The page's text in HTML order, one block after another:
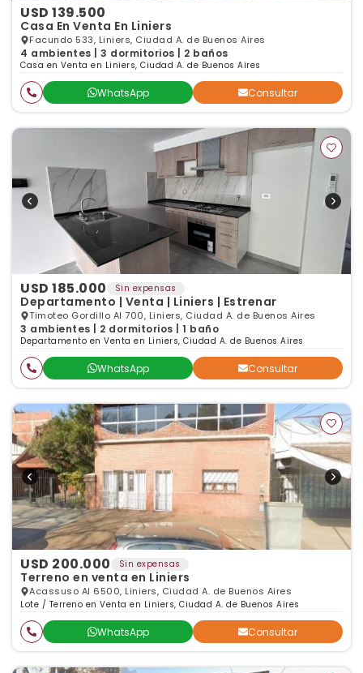
USD 139.500
Casa En Venta En Liniers
Facundo 533, Liniers, Ciudad A. de Buenos Aires
4 ambientes | 3 dormitorios | 2 baños
Casa en Venta en Liniers, Ciudad A. de Buenos Aires
WhatsApp Consultar
USD 185.000 Sin expensas
Departamento | Venta | Liniers | Estrenar
Timoteo Gordillo Al 700, Liniers, Ciudad A. de Buenos Aires
3 ambientes | 2 dormitorios | 1 baño
Departamento en Venta en Liniers, Ciudad A. de Buenos Aires
WhatsApp Consultar
USD 200.000 Sin expensas
Terreno en venta en Liniers
Acassuso Al 6500, Liniers, Ciudad A. de Buenos Aires
Lote / Terreno en Venta en Liniers, Ciudad A. de Buenos Aires
WhatsApp Consultar